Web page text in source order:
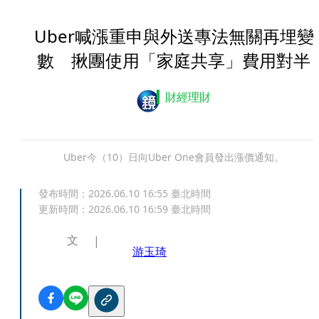
Uber喊漲重申與外送專法無關再埋變
數 揪團使用「家庭共享」費用對半
財經理財
Uber今（10）日向Uber One會員發出漲價通知。
發布時間： 2026.06.10 16:55 臺北時間
更新時間： 2026.06.10 16:59 臺北時間
文
游玉琦